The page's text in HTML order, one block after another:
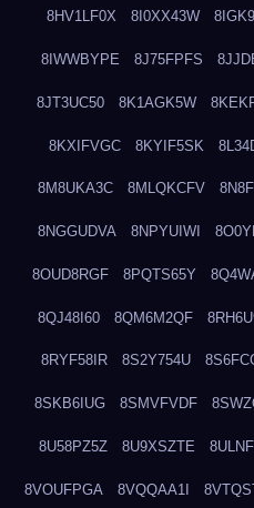
8HV1LF0X 8I0XX43W
8IWWBYPE 8J75FPFS
8JT3UC50 8K1AGK5W
8KXIFVGC 8KYIF5SK
8M8UKA3C 8MLQKCFV
8NGGUDVA 8NPYUIWI
8OUD8RGF 8PQTS65Y
8QJ48I60 8QM6M2QF
8RYF58IR 8S2Y754U
8SKB6IUG 8SMVFVDF
8U58PZ5Z 8U9XSZTE
8VOUFPGA 8VQQAA1I